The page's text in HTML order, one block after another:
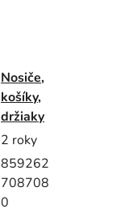
Nosiče,
košíky,
držiaky
2 roky
859262
708708
0